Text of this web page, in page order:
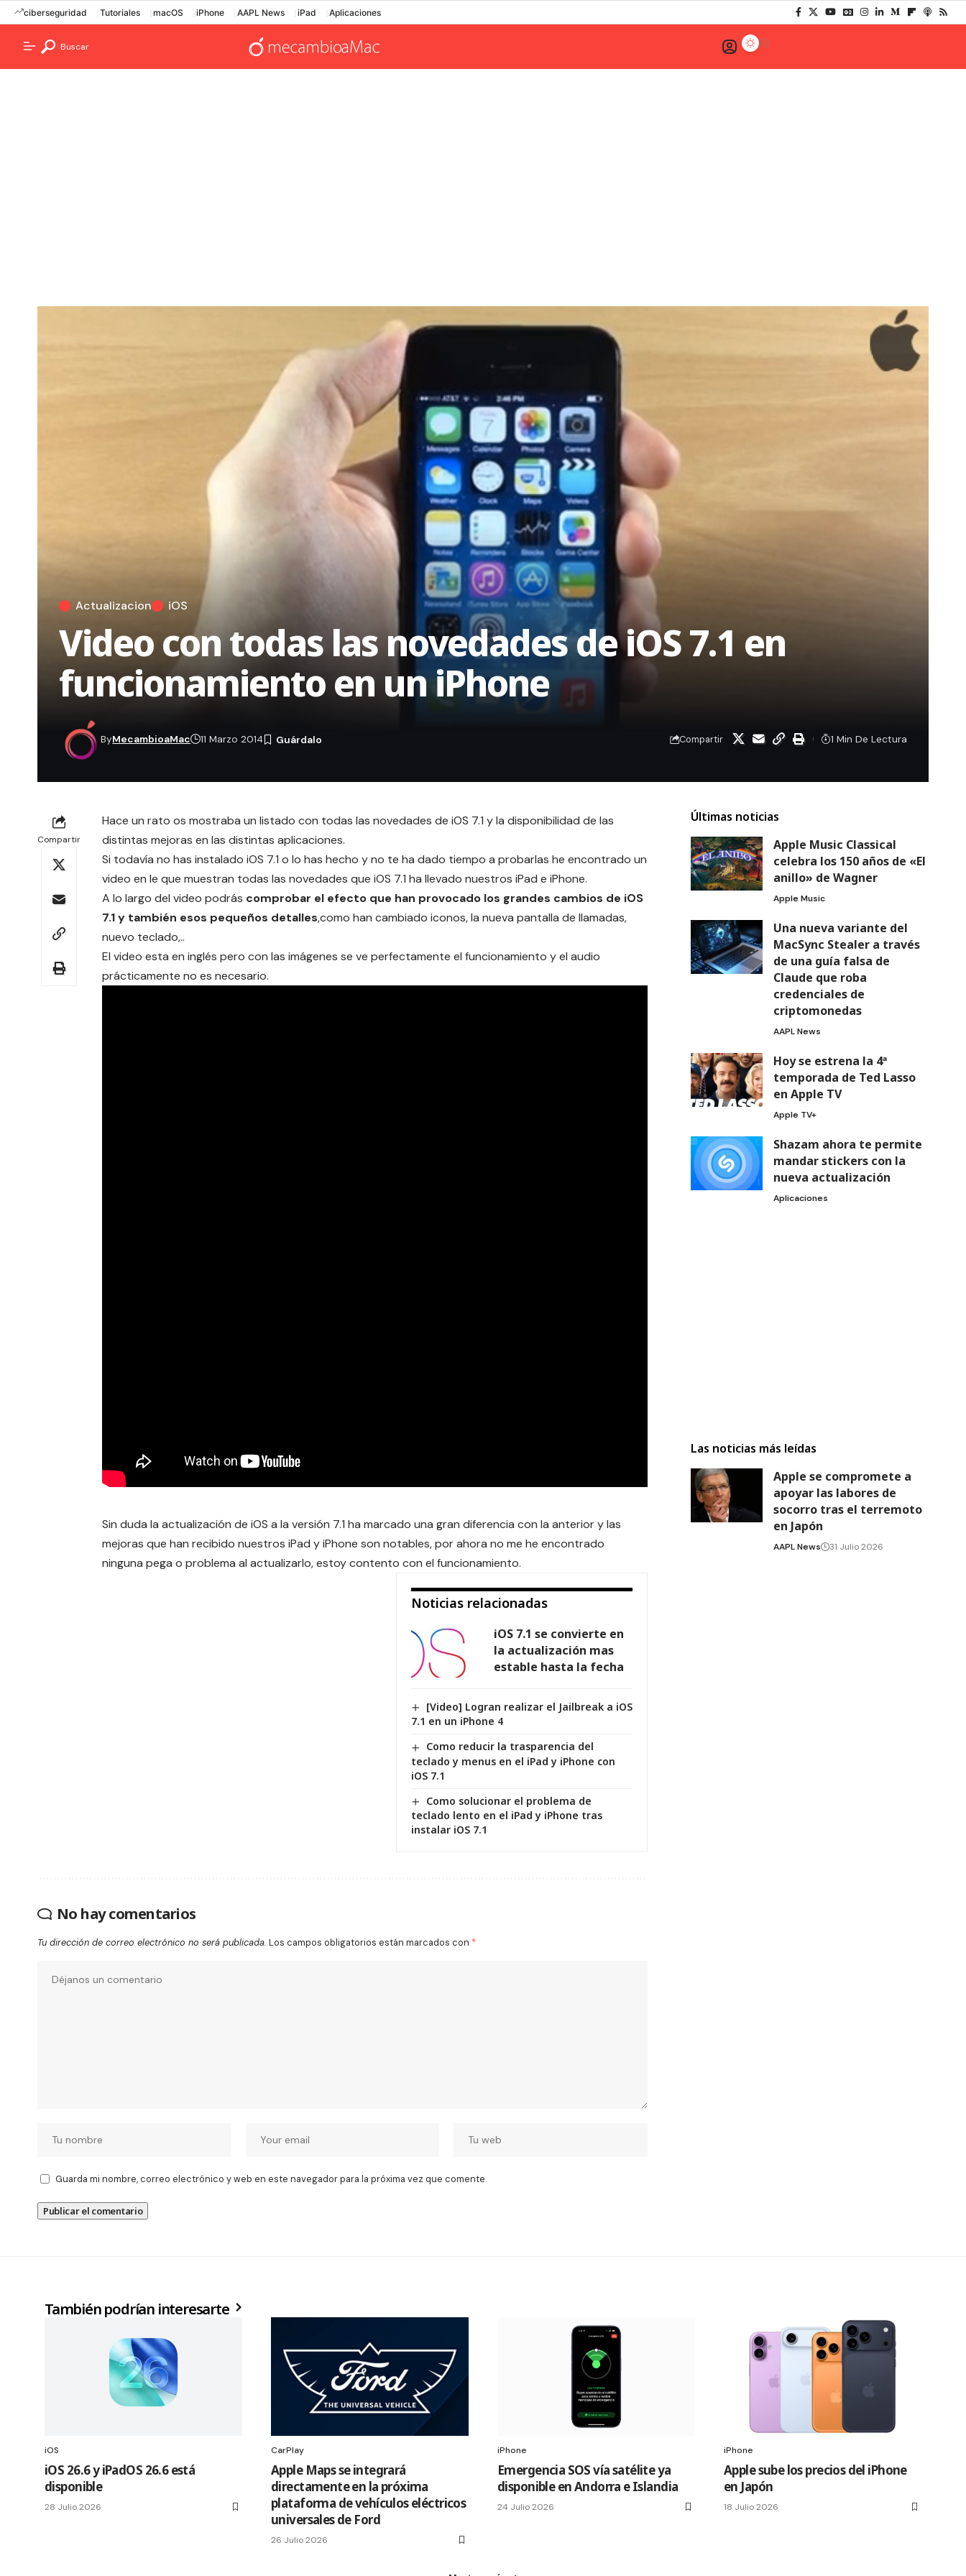
ciberseguridad Tutoriales macOS iPhone AAPL News iPad Aplicaciones
Buscar
Actualizacion iOS
Video con todas las novedades de iOS 7.1 en
funcionamiento en un iPhone
ByMecambioaMac 11 Marzo 2014 Compartir 1 Min De Lectura
Compartir
Hace un rato os mostraba un listado con todas las novedades de iOS 7.1 y la disponibilidad de las
distintas mejoras en las distintas aplicaciones.
Si todavía no has instalado iOS 7.1 o lo has hecho y no te ha dado tiempo a probarlas he encontrado un
video en le que muestran todas las novedades que iOS 7.1 ha llevado nuestros iPad e iPhone.
A lo largo del video podrás comprobar el efecto que han provocado los grandes cambios de iOS
7.1 y también esos pequeños detalles,como han cambiado iconos, la nueva pantalla de llamadas,
nuevo teclado,..
El video esta en inglés pero con las imágenes se ve perfectamente el funcionamiento y el audio
prácticamente no es necesario.
Sin duda la actualización de iOS a la versión 7.1 ha marcado una gran diferencia con la anterior y las
mejoras que han recibido nuestros iPad y iPhone son notables, por ahora no me he encontrado
ninguna pega o problema al actualizarlo, estoy contento con el funcionamiento.
Noticias relacionadas
iOS 7.1 se convierte en
la actualización mas
estable hasta la fecha
[Video] Logran realizar el Jailbreak a iOS
7.1 en un iPhone 4
Como reducir la trasparencia del
teclado y menus en el iPad y iPhone con
iOS 7.1
Como solucionar el problema de
teclado lento en el iPad y iPhone tras
instalar iOS 7.1
No hay comentarios
Tu dirección de correo electrónico no será publicada. Los campos obligatorios están marcados con *
Guarda mi nombre, correo electrónico y web en este navegador para la próxima vez que comente.
Últimas noticias
Apple Music Classical
celebra los 150 años de «El
anillo» de Wagner
Apple Music
Una nueva variante del
MacSync Stealer a través
de una guía falsa de
Claude que roba
credenciales de
criptomonedas
AAPL News
Hoy se estrena la 4ª
temporada de Ted Lasso
en Apple TV
Apple TV+
Shazam ahora te permite
mandar stickers con la
nueva actualización
Aplicaciones
Las noticias más leídas
Apple se compromete a
apoyar las labores de
socorro tras el terremoto
en Japón
AAPL News 31 Julio 2026
También podrían interesarte
iOS
iOS 26.6 y iPadOS 26.6 está
disponible
28 Julio 2026
CarPlay
Apple Maps se integrará
directamente en la próxima
plataforma de vehículos eléctricos
universales de Ford
26 Julio 2026
iPhone
Emergencia SOS vía satélite ya
disponible en Andorra e Islandia
24 Julio 2026
iPhone
Apple sube los precios del iPhone
en Japón
18 Julio 2026